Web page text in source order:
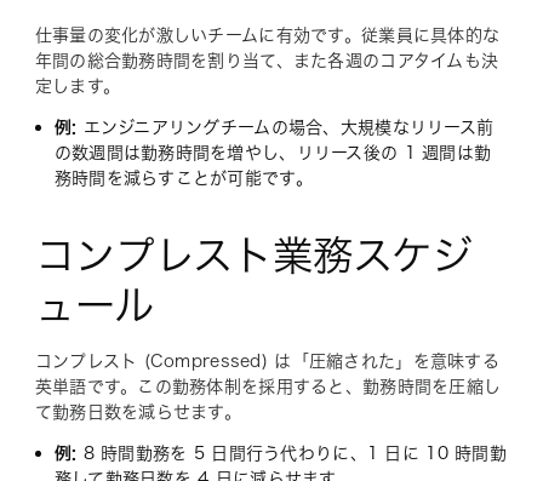
仕事量の変化が激しいチームに有効です。従業員に具体的な
年間の総合勤務時間を割り当て、また各週のコアタイムも決
定します。
例: エンジニアリングチームの場合、大規模なリリース前
の数週間は勤務時間を増やし、リリース後の 1 週間は勤
務時間を減らすことが可能です。
コンプレスト業務スケジ
ュール
コンプレスト (Compressed) は「圧縮された」を意味する
英単語です。この勤務体制を採用すると、勤務時間を圧縮し
て勤務日数を減らせます。
例: 8 時間勤務を 5 日間行う代わりに、1 日に 10 時間勤